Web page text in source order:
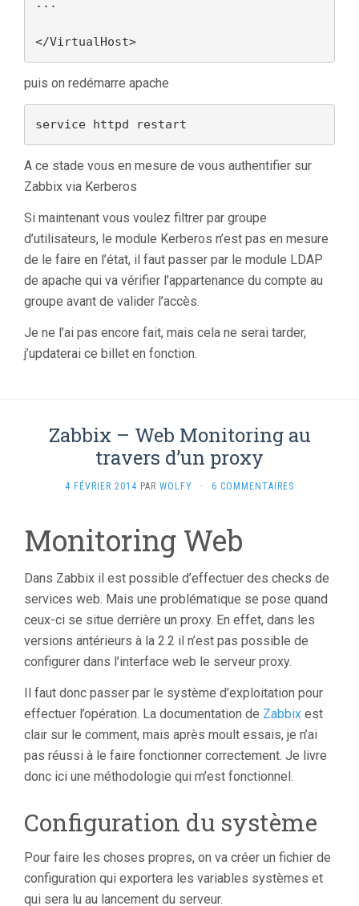
...
</VirtualHost>
puis on redémarre apache
service httpd restart
A ce stade vous en mesure de vous authentifier sur
Zabbix via Kerberos
Si maintenant vous voulez filtrer par groupe
d’utilisateurs, le module Kerberos n’est pas en mesure
de le faire en l’état, il faut passer par le module LDAP
de apache qui va vérifier l’appartenance du compte au
groupe avant de valider l’accès.
Je ne l’ai pas encore fait, mais cela ne serai tarder,
j’updaterai ce billet en fonction.
Zabbix – Web Monitoring au
travers d’un proxy
4 FÉVRIER 2014 PAR WOLFY · 6 COMMENTAIRES
Monitoring Web
Dans Zabbix il est possible d’effectuer des checks de
services web. Mais une problématique se pose quand
ceux-ci se situe derrière un proxy. En effet, dans les
versions antérieurs à la 2.2 il n’est pas possible de
configurer dans l’interface web le serveur proxy.
Il faut donc passer par le système d’exploitation pour
effectuer l’opération. La documentation de Zabbix est
clair sur le comment, mais après moult essais, je n’ai
pas réussi à le faire fonctionner correctement. Je livre
donc ici une méthodologie qui m’est fonctionnel.
Configuration du système
Pour faire les choses propres, on va créer un fichier de
configuration qui exportera les variables systèmes et
qui sera lu au lancement du serveur.